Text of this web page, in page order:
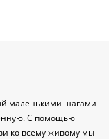
маленькими шагами
С помощью
ко всему живому мы